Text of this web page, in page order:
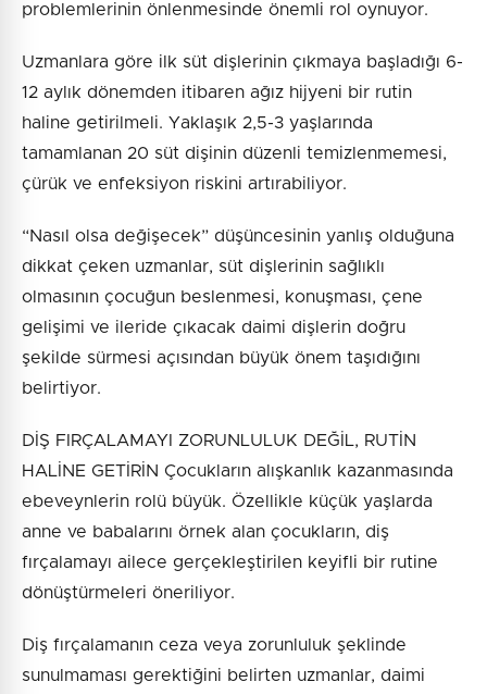
problemlerinin önlenmesinde önemli rol oynuyor.
Uzmanlara göre ilk süt dişlerinin çıkmaya başladığı 6-
12 aylık dönemden itibaren ağız hijyeni bir rutin
haline getirilmeli. Yaklaşık 2,5-3 yaşlarında
tamamlanan 20 süt dişinin düzenli temizlenmemesi,
çürük ve enfeksiyon riskini artırabiliyor.
“Nasıl olsa değişecek” düşüncesinin yanlış olduğuna
dikkat çeken uzmanlar, süt dişlerinin sağlıklı
olmasının çocuğun beslenmesi, konuşması, çene
gelişimi ve ileride çıkacak daimi dişlerin doğru
şekilde sürmesi açısından büyük önem taşıdığını
belirtiyor.
DİŞ FIRÇALAMAYI ZORUNLULUK DEĞİL, RUTİN
HALİNE GETİRİN Çocukların alışkanlık kazanmasında
ebeveynlerin rolü büyük. Özellikle küçük yaşlarda
anne ve babalarını örnek alan çocukların, diş
fırçalamayı ailece gerçekleştirilen keyifli bir rutine
dönüştürmeleri öneriliyor.
Diş fırçalamanın ceza veya zorunluluk şeklinde
sunulmaması gerektiğini belirten uzmanlar, daimi